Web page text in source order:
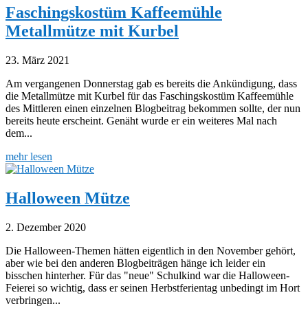
Faschingskostüm Kaffeemühle
Metallmütze mit Kurbel
23. März 2021
Am vergangenen Donnerstag gab es bereits die Ankündigung, dass
die Metallmütze mit Kurbel für das Faschingskostüm Kaffeemühle
des Mittleren einen einzelnen Blogbeitrag bekommen sollte, der nun
bereits heute erscheint. Genäht wurde er ein weiteres Mal nach
dem...
mehr lesen
Halloween Mütze
2. Dezember 2020
Die Halloween-Themen hätten eigentlich in den November gehört,
aber wie bei den anderen Blogbeiträgen hänge ich leider ein
bisschen hinterher. Für das "neue" Schulkind war die Halloween-
Feierei so wichtig, dass er seinen Herbstferientag unbedingt im Hort
verbringen...